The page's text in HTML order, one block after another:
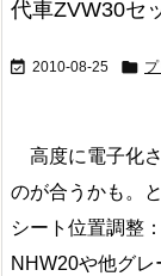
代車ZVW30セ
 2010-08-25 
高度に電子化
のが合うかも。
シート位置調整
NHW20や他グレ